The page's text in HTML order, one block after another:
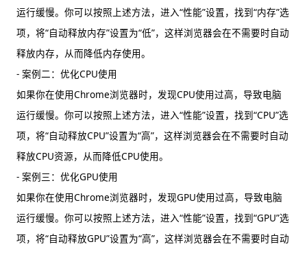
运行缓慢。你可以按照上述方法，进入“性能”设置，找到“内存”选
项，将“自动释放内存”设置为“低”，这样浏览器会在不需要时自动
释放内存，从而降低内存使用。
- 案例二：优化CPU使用
如果你在使用Chrome浏览器时，发现CPU使用过高，导致电脑
运行缓慢。你可以按照上述方法，进入“性能”设置，找到“CPU”选
项，将“自动释放CPU”设置为“高”，这样浏览器会在不需要时自动
释放CPU资源，从而降低CPU使用。
- 案例三：优化GPU使用
如果你在使用Chrome浏览器时，发现GPU使用过高，导致电脑
运行缓慢。你可以按照上述方法，进入“性能”设置，找到“GPU”选
项，将“自动释放GPU”设置为“高”，这样浏览器会在不需要时自动